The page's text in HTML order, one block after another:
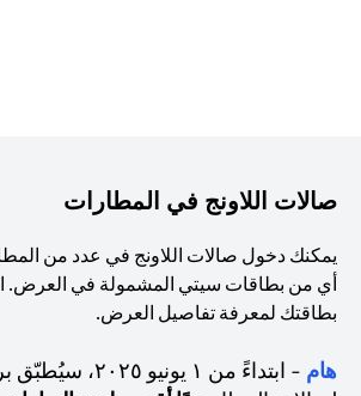
صالات اللاونج في المطارات
يمكنك دخول صالات اللاونج في عدد من
أي من بطاقات سيتي المشمولة في العرض.
بطاقتك لمعرفة تفاصيل العرض.
هام
- ابتداءً من ١